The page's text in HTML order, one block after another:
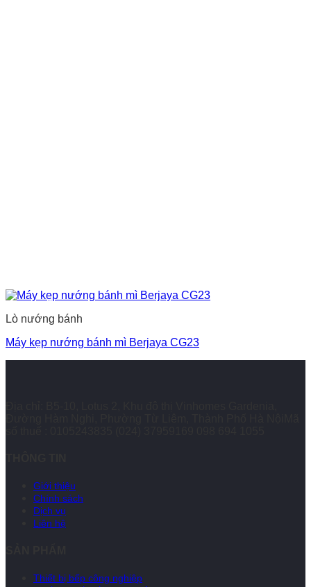
Lò nướng bánh
Máy kẹp nướng bánh mì Berjaya CG23
Giới thiệu
Chính sách
Dịch vụ
Liên hệ
Thiết bị bếp công nghiệp